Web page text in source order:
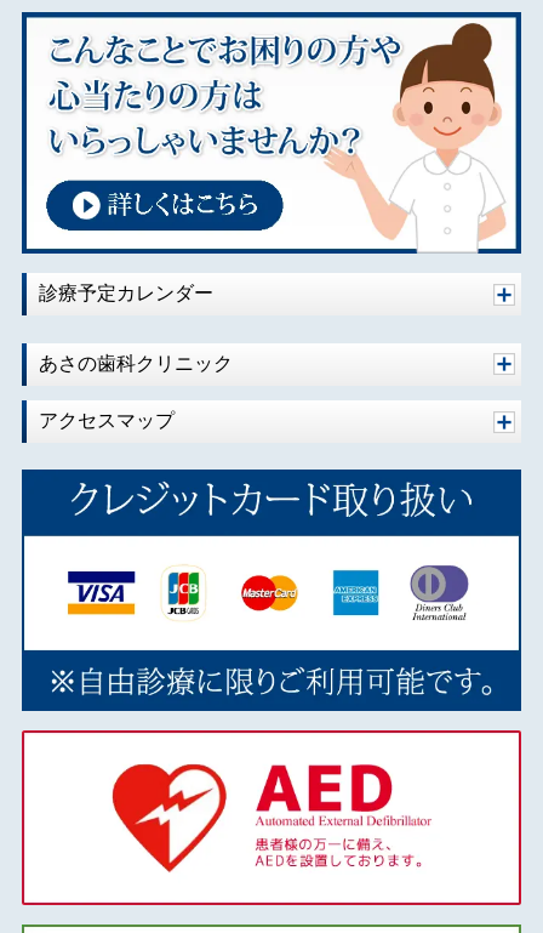
診療予定カレンダー
あさの歯科クリニック
アクセスマップ